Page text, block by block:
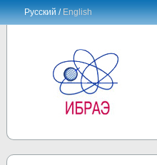
Русский /English